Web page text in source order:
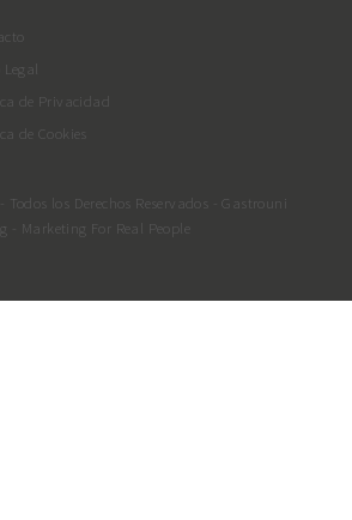
de Privacidad
de Cookies
los Derechos Reservados - Gastrouni
- Marketing For Real People